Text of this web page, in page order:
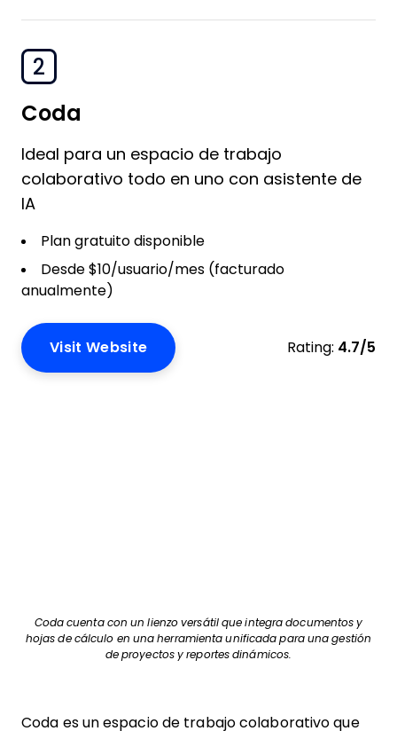
2
Coda
Ideal para un espacio de trabajo
colaborativo todo en uno con asistente de
IA
Plan gratuito disponible
Desde $10/usuario/mes (facturado
anualmente)
Visit Website Rating: 4.7/5
Coda cuenta con un lienzo versátil que integra documentos y
hojas de cálculo en una herramienta unificada para una gestión
de proyectos y reportes dinámicos.
Coda es un espacio de trabajo colaborativo que